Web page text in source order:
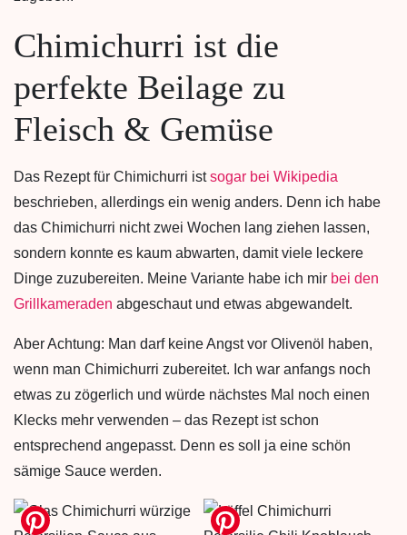
Chimichurri ist die
perfekte Beilage zu
Fleisch & Gemüse
Das Rezept für Chimichurri istsogar bei Wikipedia
beschrieben, allerdings ein wenig anders. Denn ich habe
das Chimichurri nicht zwei Wochen lang ziehen lassen,
sondern konnte es kaum abwarten, damit viele leckere
Dinge zuzubereiten. Meine Variante habe ich mir bei den
Grillkameraden abgeschaut und etwas abgewandelt.
Aber Achtung: Man darf keine Angst vor Olivenöl haben,
wenn man Chimichurri zubereitet. Ich war anfangs noch
etwas zu zögerlich und würde nächstes Mal noch einen
Klecks mehr verwenden – das Rezept ist schon
entsprechend angepasst. Denn es soll ja eine schön
sämige Sauce werden.